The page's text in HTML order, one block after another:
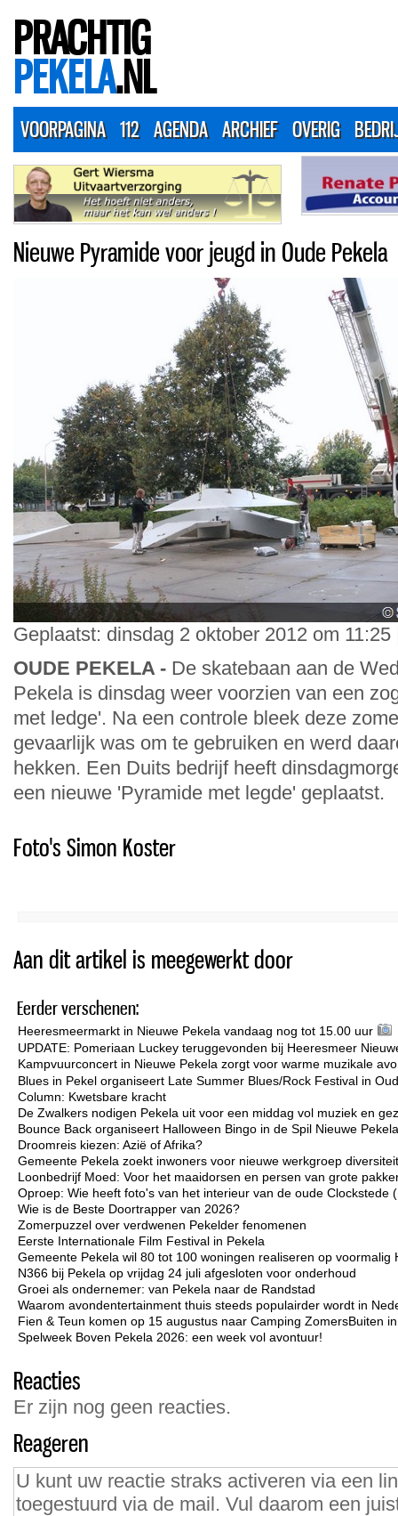
PRACHTIG
PEKELA.NL
VOORPAGINA 112 AGENDA ARCHIEF OVERIG
Nieuwe Pyramide voor jeugd in Oude Pekela
Geplaatst: dinsdag 2 oktober 2012 om
OUDE PEKELA - De skatebaan aan de
Pekela is dinsdag weer voorzien van een
met ledge'. Na een controle bleek deze
gevaarlijk was om te gebruiken en werd
hekken. Een Duits bedrijf heeft
een nieuwe 'Pyramide met legde' geplaatst.
Foto's Simon Koster
Aan dit artikel is meegewerkt door
Eerder verschenen:
Heeresmeermarkt in Nieuwe Pekela vandaag nog tot 15.00 uur
UPDATE: Pomeriaan Luckey teruggevonden bij Heeresmeer
Kampvuurconcert in Nieuwe Pekela zorgt voor warme muzikale
Blues in Pekel organiseert Late Summer Blues/Rock Festival in
Column: Kwetsbare kracht
De Zwalkers nodigen Pekela uit voor een middag vol muziek en
Bounce Back organiseert Halloween Bingo in de Spil Nieuwe Pekela
Droomreis kiezen: Azië of Afrika?
Gemeente Pekela zoekt inwoners voor nieuwe werkgroep
Loonbedrijf Moed: Voor het maaidorsen en persen van grote
Oproep: Wie heeft foto's van het interieur van de oude Clockstede
Wie is de Beste Doortrapper van 2026?
Zomerpuzzel over verdwenen Pekelder fenomenen
Eerste Internationale Film Festival in Pekela
Gemeente Pekela wil 80 tot 100 woningen realiseren op voormalig
N366 bij Pekela op vrijdag 24 juli afgesloten voor onderhoud
Groei als ondernemer: van Pekela naar de Randstad
Waarom avondentertainment thuis steeds populairder wordt in
Fien & Teun komen op 15 augustus naar Camping ZomersBuiten
Spelweek Boven Pekela 2026: een week vol avontuur!
Reacties
Er zijn nog geen reacties.
Reageren
U kunt uw reactie straks activeren via een
toegestuurd via de mail. Vul daarom een